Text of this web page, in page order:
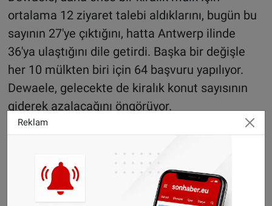
ortalama 12 ziyaret talebi aldıklarını, bugün bu
sayının 27'ye çıktığını, hatta Antwerp ilinde
36'ya ulaştığını dile getirdi. Başka bir değişle
her 10 mülkten biri için 64 başvuru yapılıyor.
Dewaele, gelecekte de kiralık konut sayısının
giderek azalacağını öngörüyor.
Haber: Halil Uygun
©Sonhaber.eu
aberlerimizi gram hesabımızdan
da takip
Reklam